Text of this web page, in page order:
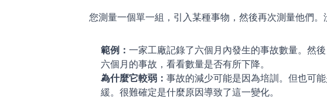
您測量一個單一組，引入某種事物，然後再次測量他們。
範例： 一家工廠記錄了六個月內發生的事故數量。然
六個月的事故，看看數量是否有所下降。
為什麼它較弱： 事故的減少可能是因為培訓。但也可
緩。很難確定是什麼原因導致了這一變化。